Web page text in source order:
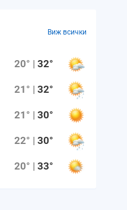
Виж всички
20° |32°
21° |32°
21° |30°
22° |30°
20° |33°